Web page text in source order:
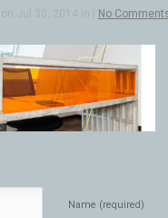
on Jul 30, 2014 in | No
Name (required)